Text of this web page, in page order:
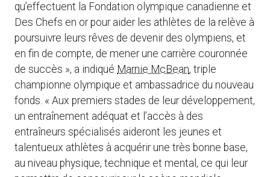
qu’effectuent la Fondation olympique canadienne et
Des Chefs en or pour aider les athlètes de la relève à
poursuivre leurs rêves de devenir des olympiens, et
en fin de compte, de mener une carrière couronnée
de succès », a indiqué Marnie McBean, triple
championne olympique et ambassadrice du nouveau
fonds. « Aux premiers stades de leur développement,
un entraînement adéquat et l’accès à des
entraîneurs spécialisés aideront les jeunes et
talentueux athlètes à acquérir une très bonne base,
au niveau physique, technique et mental, ce qui leur